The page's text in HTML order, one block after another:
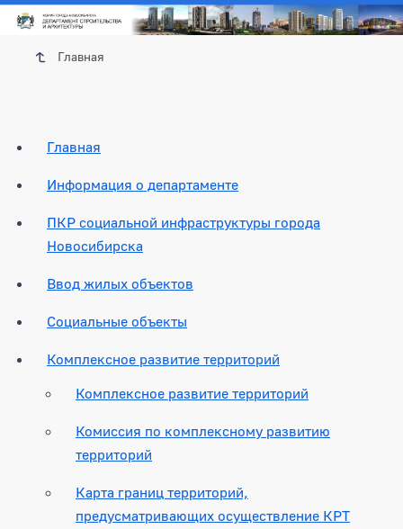
Главная
Главная
Информация о департаменте
ПКР социальной инфраструктуры города
Новосибирска
Ввод жилых объектов
Социальные объекты
Комплексное развитие территорий
Комплексное развитие территорий
Комиссия по комплексному развитию
территорий
Карта границ территорий,
предусматривающих осуществление КРТ